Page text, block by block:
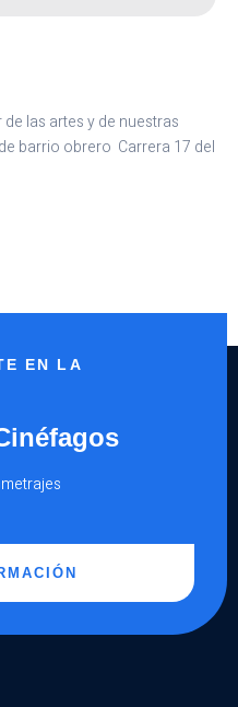
las artes y de nuestras
barrio obrero Carrera 17 del
EN LA